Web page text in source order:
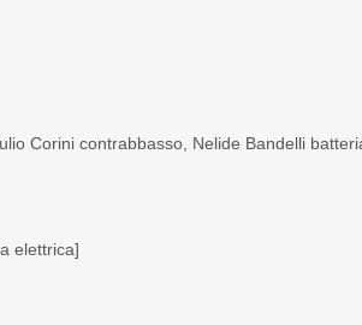
Corini contrabbasso, Nelide Bandelli
elettrica]